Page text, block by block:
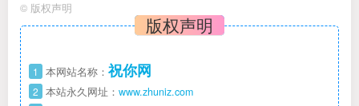
© 版权声明
版权声明
1 本网站名称： 祝你网
2 本站永久网址： www.zhuniz.com